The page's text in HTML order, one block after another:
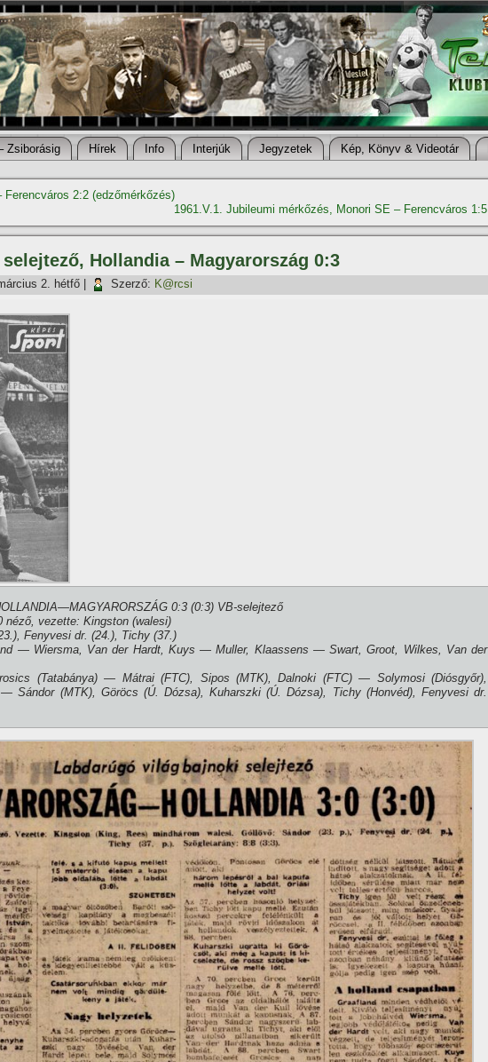
Zsiborásig Hí­rek Info Interjúk Jegyzetek Kép, Könyv & Videotár
Ferencváros 2:2 (edzőmérkőzés)
1961.V.1. Jubileumi mérkőzés, Monori SE – Ferencváros 1:5
selejtező, Hollandia – Magyarország 0:3
2. hétfő Szerző: K@rcsi
0:3 (0:3) VB-selejtező
néző, vezette: Kingston (walesi)
Fenyvesi dr. (24.), Tichy (37.)
— Wiersma, Van der Hardt, Kuys — Muller, Klaassens — Swart, Groot, Wilkes, Van der
(Tatabánya) — Mátrai (FTC), Sipos (MTK), Dalnoki (FTC) — Solymosi (Diósgyőr),
Sándor (MTK), Göröcs (Ú. Dózsa), Kuharszki (Ú. Dózsa), Tichy (Honvéd), Fenyvesi dr.